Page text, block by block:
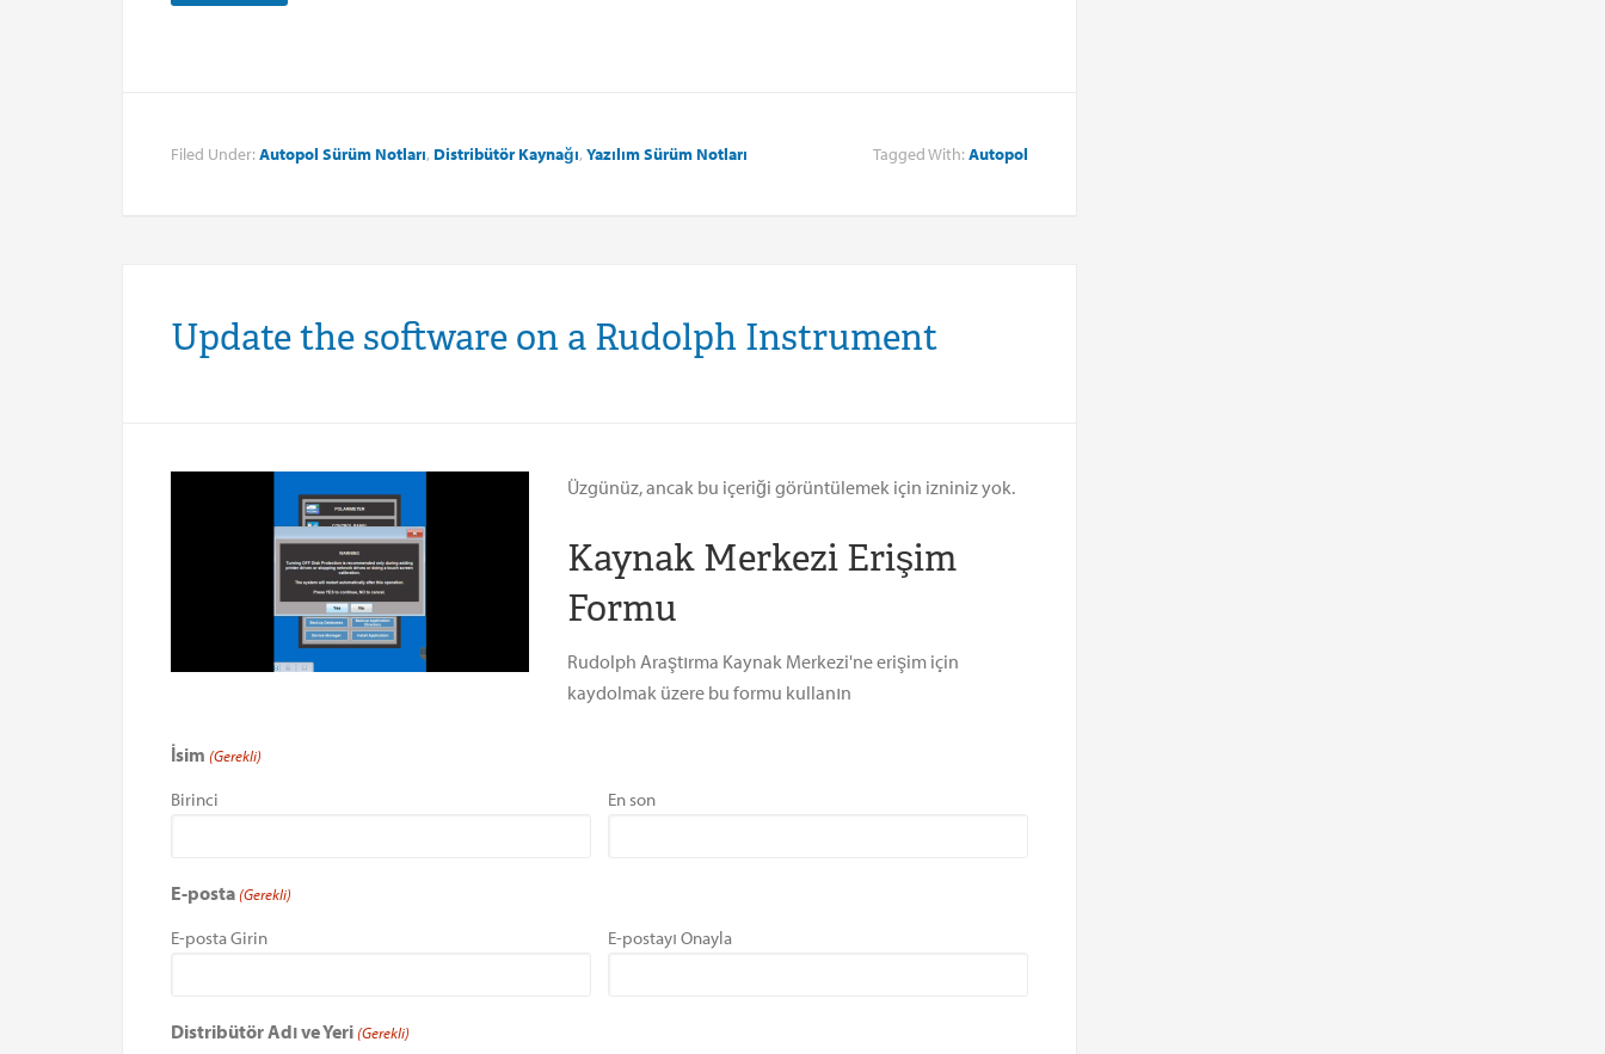
Filed Under: Autopol Sürüm Notları, Distribütör Kaynağı, Yazılım Sürüm Notları Tagged With: Autopol
Update the software on a Rudolph Instrument
Üzgünüz, ancak bu içeriği görüntülemek için izniniz yok.
Kaynak Merkezi Erişim
Formu
Rudolph Araştırma Kaynak Merkezi'ne erişim için
kaydolmak üzere bu formu kullanın
İsim (Gerekli)
Birinci En son
E-posta (Gerekli)
E-posta Girin E-postayı Onayla
Distribütör Adı ve Yeri (Gerekli)